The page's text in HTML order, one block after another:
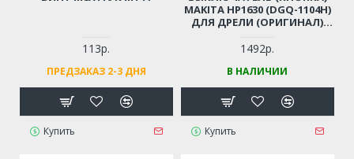
113р.
ПРЕДЗАКАЗ 2-3 ДНЯ
Купить
MAKITA HP1630 (DGQ-1104H)
ДЛЯ ДРЕЛИ (ОРИГИНАЛ)
1492р.
В НАЛИЧИИ
Купить